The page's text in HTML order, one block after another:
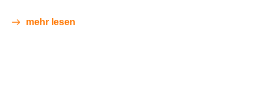
mehr lesen